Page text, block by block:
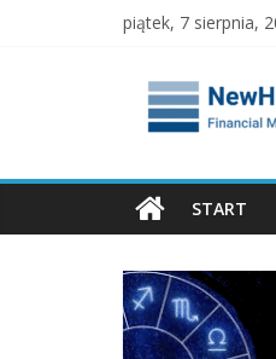
piątek, 7 sierpnia,
–
START